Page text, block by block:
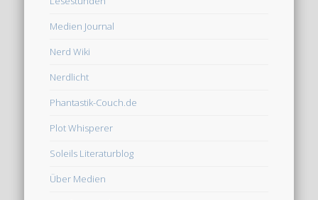
Medien Journal
Nerd Wiki
Nerdlicht
Phantastik-Couch.de
Plot Whisperer
Soleils Literaturblog
Über Medien